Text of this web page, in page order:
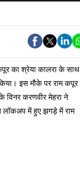
का श्रेया कालरा के साथ
इस मौके पर राम कपूर
विनर करणवीर मेहरा ने
लॉकअप में हुए झगड़े में राम